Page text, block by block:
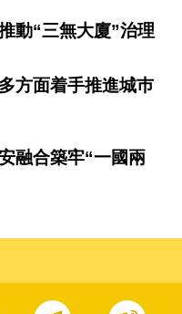
動“三無大廈”治理
方面着手推進城巿
融合築牢“一國兩